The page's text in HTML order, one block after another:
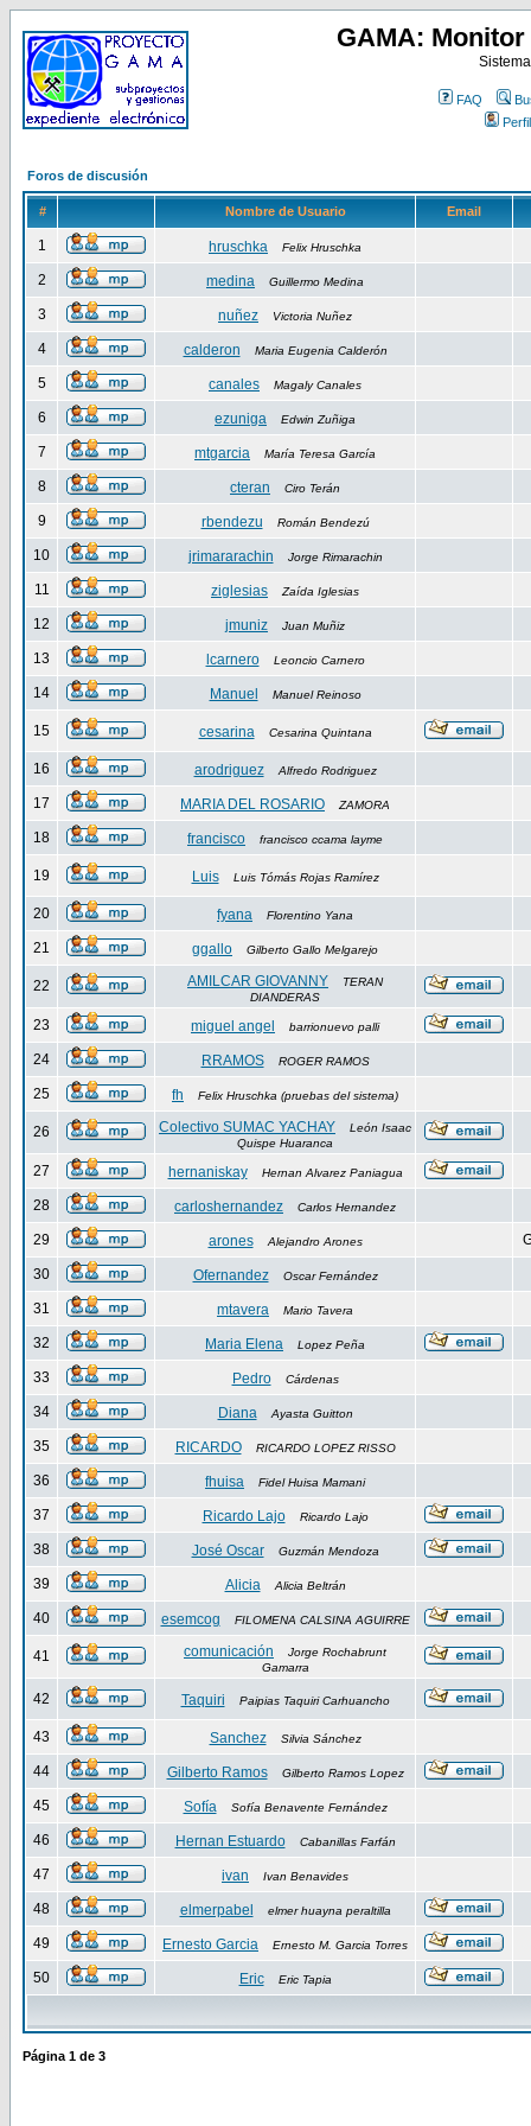
GAMA:
FAQ
Perfil
Foros de discusión
# Nombre de Usuario Email
1 hruschka Felix Hruschka
2 medina Guillermo Medina
3 nuñez Victoria Nuñez
4 calderon Maria Eugenia Calderón
5 canales Magaly Canales
6 ezuniga Edwin Zuñiga
7 mtgarcia María Teresa García
8 cteran Ciro Terán
9 rbendezu Román Bendezú
10 jrimararachin Jorge Rimarachin
11 ziglesias Zaída Iglesias
12 jmuniz Juan Muñiz
13 lcarnero Leoncio Carnero
14 Manuel Manuel Reinoso
15 cesarina Cesarina Quintana
16 arodriguez Alfredo Rodriguez
17 MARIA DEL ROSARIO ZAMORA
18 francisco francisco ccama layme
19 Luis Luis Tómás Rojas Ramírez
20 fyana Florentino Yana
21 ggallo Gilberto Gallo Melgarejo
22 AMILCAR GIOVANNY
TERAN
DIANDERAS
23 miguel angel barrionuevo palli
24 RRAMOS ROGER RAMOS
25 fh Felix Hruschka (pruebas del sistema)
26 Colectivo SUMAC YACHAY
León Isaac
Quispe Huaranca
27 hernaniskay Hernan Alvarez Paniagua
28 carloshernandez Carlos Hernandez
29 arones Alejandro Arones
30 Ofernandez Oscar Fernández
31 mtavera Mario Tavera
32 Maria Elena Lopez Peña
33 Pedro Cárdenas
34 Diana Ayasta Guitton
35 RICARDO RICARDO LOPEZ RISSO
36 fhuisa Fidel Huisa Mamani
37 Ricardo Lajo Ricardo Lajo
38 José Oscar Guzmán Mendoza
39 Alicia Alicia Beltrán
40 esemcog FILOMENA CALSINA AGUIRRE
41 comunicación
Jorge Rochabrunt
Gamarra
42 Taquiri Paipias Taquiri Carhuancho
43 Sanchez Silvia Sánchez
44 Gilberto Ramos Gilberto Ramos Lopez
45 Sofía Sofía Benavente Fernández
46 Hernan Estuardo Cabanillas Farfán
47 ivan Ivan Benavides
48 elmerpabel elmer huayna peraltilla
49 Ernesto Garcia Ernesto M. Garcia Torres
50 Eric Eric Tapia
Página 1 de 3